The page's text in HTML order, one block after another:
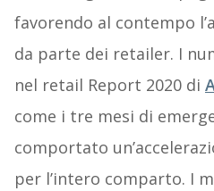
favorendo al contempo
da parte dei retailer. I
nel retail Report 2020 di
come i tre mesi di
comportato
per l’intero comparto. I